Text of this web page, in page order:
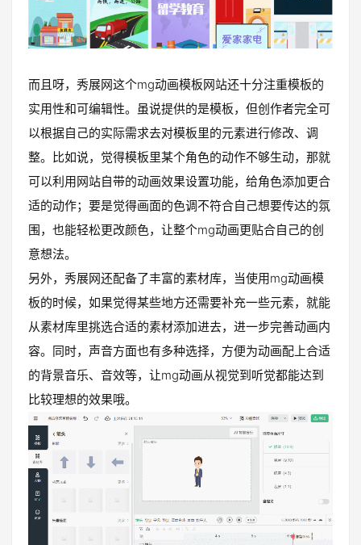
而且呀，秀展网这个mg动画模板网站还十分注重模板的
实用性和可编辑性。虽说提供的是模板，但创作者完全可
以根据自己的实际需求去对模板里的元素进行修改、调
整。比如说，觉得模板里某个角色的动作不够生动，那就
可以利用网站自带的动画效果设置功能，给角色添加更合
适的动作；要是觉得画面的色调不符合自己想要传达的氛
围，也能轻松更改颜色，让整个mg动画更贴合自己的创
意想法。
另外，秀展网还配备了丰富的素材库，当使用mg动画模
板的时候，如果觉得某些地方还需要补充一些元素，就能
从素材库里挑选合适的素材添加进去，进一步完善动画内
容。同时，声音方面也有多种选择，方便为动画配上合适
的背景音乐、音效等，让mg动画从视觉到听觉都能达到
比较理想的效果哦。